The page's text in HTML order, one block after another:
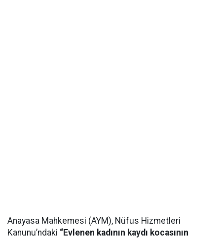
Anayasa Mahkemesi (AYM), Nüfus Hizmetleri
Kanunu’ndaki “Evlenen kadının kaydı kocasının